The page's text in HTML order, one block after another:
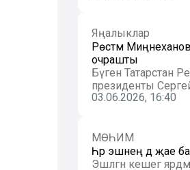
Яңалыклар
Рөстәм
очрашты
Бүген Татарстан
президенты Сергей
03.06.2026, 16:40
МӨҺИМ
Һәр эшнең дә җае
Эшләгән кешегә